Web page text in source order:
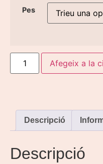
Pes
Afegeix a la
Descripció
Descripció